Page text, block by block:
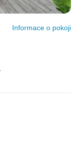
Informace o pokoji